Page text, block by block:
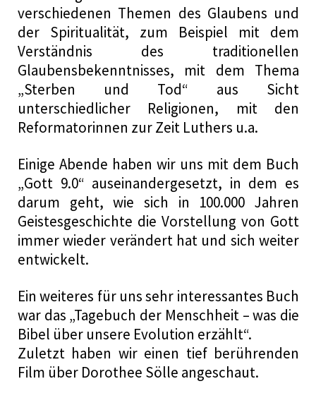
verschiedenen Themen des Glaubens und
der Spiritualität, zum Beispiel mit dem
Verständnis des traditionellen
Glaubensbekenntnisses, mit dem Thema
„Sterben und Tod“ aus Sicht
unterschiedlicher Religionen, mit den
Reformatorinnen zur Zeit Luthers u.a.
Einige Abende haben wir uns mit dem Buch
„Gott 9.0“ auseinandergesetzt, in dem es
darum geht, wie sich in 100.000 Jahren
Geistesgeschichte die Vorstellung von Gott
immer wieder verändert hat und sich weiter
entwickelt.
Ein weiteres für uns sehr interessantes Buch
war das „Tagebuch der Menschheit – was die
Bibel über unsere Evolution erzählt“.
Zuletzt haben wir einen tief berührenden
Film über Dorothee Sölle angeschaut.